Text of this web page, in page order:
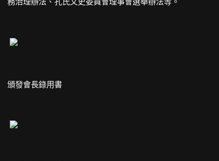
頒發會長錄用書